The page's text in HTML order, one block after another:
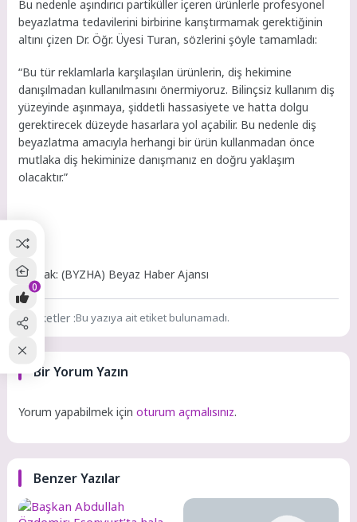
Bu nedenle aşındırıcı partiküller içeren ürünlerle profesyonel
beyazlatma tedavilerini birbirine karıştırmamak gerektiğinin
altını çizen Dr. Öğr. Üyesi Turan, sözlerini şöyle tamamladı:
“Bu tür reklamlarla karşılaşılan ürünlerin, diş hekimine
danışılmadan kullanılmasını önermiyoruz. Bilinçsiz kullanım diş
yüzeyinde aşınmaya, şiddetli hassasiyete ve hatta dolgu
gerektirecek düzeyde hasarlara yol açabilir. Bu nedenle diş
beyazlatma amacıyla herhangi bir ürün kullanmadan önce
mutlaka diş hekiminize danışmanız en doğru yaklaşım
olacaktır.”
Kaynak: (BYZHA) Beyaz Haber Ajansı
Etiketler :Bu yazıya ait etiket bulunamadı.
Bir Yorum Yazın
Yorum yapabilmek içinoturum açmalısınız.
Benzer Yazılar
0